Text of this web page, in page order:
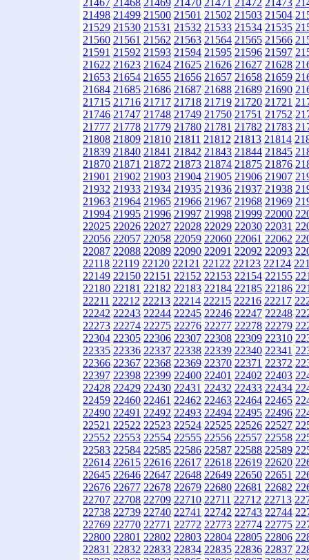
21467 21468 21469 21470 21471 21472 21473
21498 21499 21500 21501 21502 21503 21504
21529 21530 21531 21532 21533 21534 21535
21560 21561 21562 21563 21564 21565 21566
21591 21592 21593 21594 21595 21596 21597
21622 21623 21624 21625 21626 21627 21628
21653 21654 21655 21656 21657 21658 21659
21684 21685 21686 21687 21688 21689 21690
21715 21716 21717 21718 21719 21720 21721
21746 21747 21748 21749 21750 21751 21752
21777 21778 21779 21780 21781 21782 21783
21808 21809 21810 21811 21812 21813 21814
21839 21840 21841 21842 21843 21844 21845
21870 21871 21872 21873 21874 21875 21876
21901 21902 21903 21904 21905 21906 21907
21932 21933 21934 21935 21936 21937 21938
21963 21964 21965 21966 21967 21968 21969
21994 21995 21996 21997 21998 21999 22000
22025 22026 22027 22028 22029 22030 22031
22056 22057 22058 22059 22060 22061 22062
22087 22088 22089 22090 22091 22092 22093
22118 22119 22120 22121 22122 22123 22124
22149 22150 22151 22152 22153 22154 22155
22180 22181 22182 22183 22184 22185 22186
22211 22212 22213 22214 22215 22216 22217
22242 22243 22244 22245 22246 22247 22248
22273 22274 22275 22276 22277 22278 22279
22304 22305 22306 22307 22308 22309 22310
22335 22336 22337 22338 22339 22340 22341
22366 22367 22368 22369 22370 22371 22372
22397 22398 22399 22400 22401 22402 22403
22428 22429 22430 22431 22432 22433 22434
22459 22460 22461 22462 22463 22464 22465
22490 22491 22492 22493 22494 22495 22496
22521 22522 22523 22524 22525 22526 22527
22552 22553 22554 22555 22556 22557 22558
22583 22584 22585 22586 22587 22588 22589
22614 22615 22616 22617 22618 22619 22620
22645 22646 22647 22648 22649 22650 22651
22676 22677 22678 22679 22680 22681 22682
22707 22708 22709 22710 22711 22712 22713
22738 22739 22740 22741 22742 22743 22744
22769 22770 22771 22772 22773 22774 22775
22800 22801 22802 22803 22804 22805 22806
22831 22832 22833 22834 22835 22836 22837